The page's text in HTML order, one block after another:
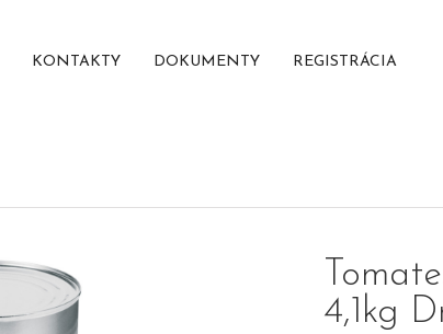
KONTAKTY DOKUMENTY REGISTRÁCIA
4,1kg